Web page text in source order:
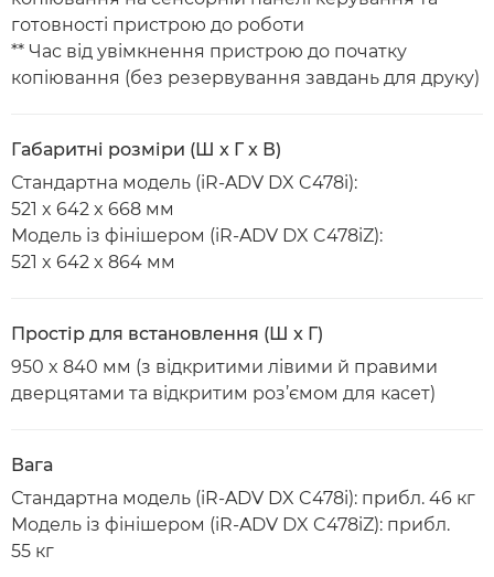
готовності пристрою до роботи
** Час від увімкнення пристрою до початку
копіювання (без резервування завдань для друку)
Габаритні розміри (Ш x Г x В)
Стандартна модель (iR-ADV DX C478i):
521 x 642 x 668 мм
Модель із фінішером (iR-ADV DX C478iZ):
521 x 642 x 864 мм
Простір для встановлення (Ш x Г)
950 x 840 мм (з відкритими лівими й правими
дверцятами та відкритим роз’ємом для касет)
Вага
Стандартна модель (iR-ADV DX C478i): прибл. 46 кг
Модель із фінішером (iR-ADV DX C478iZ): прибл.
55 кг